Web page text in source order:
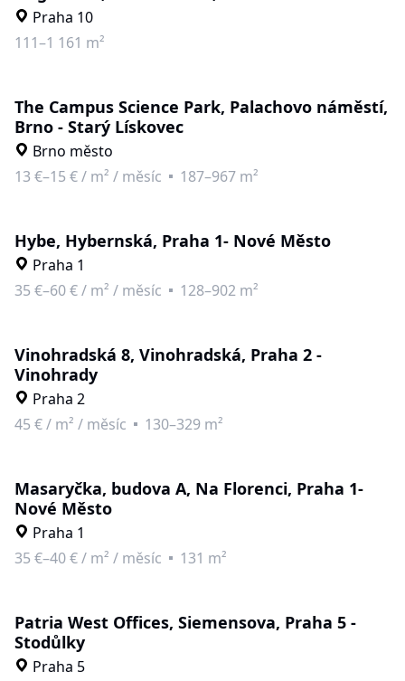
Praha 10
111–1 161 m²
The Campus Science Park, Palachovo náměstí,
Brno - Starý Lískovec
Brno město
13 €–15 €/ m² / měsíc 187–967 m²
Hybe, Hybernská, Praha 1- Nové Město
Praha 1
35 €–60 €/ m² / měsíc 128–902 m²
Vinohradská 8, Vinohradská, Praha 2 -
Vinohrady
Praha 2
45 €/ m² / měsíc 130–329 m²
Masaryčka, budova A, Na Florenci, Praha 1-
Nové Město
Praha 1
35 €–40 €/ m² / měsíc 131 m²
Patria West Offices, Siemensova, Praha 5 -
Stodůlky
Praha 5